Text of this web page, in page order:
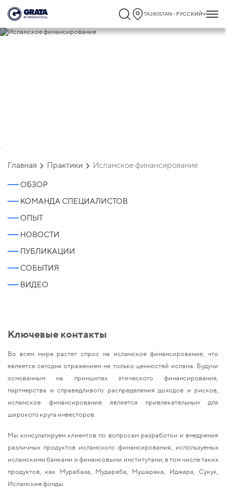
TAJIKISTAN - РУССКИЙ
`
Главная Практики Исламское финансирование
ОБЗОР
КОМАНДА СПЕЦИАЛИСТОВ
ОПЫТ
НОВОСТИ
ПУБЛИКАЦИИ
СОБЫТИЯ
ВИДЕО
Ключевые контакты
Во всем мире растет спрос на исламское финансирование, что
является сегодня отражением не только ценностей ислама. Будучи
основанным на принципах этического финансирования,
партнерства и справедливого распределения доходов и рисков,
исламское финансирование является привлекательным для
широкого круга инвесторов.
Мы консультируем клиентов по вопросам разработки и внедрения
различных продуктов исламского финансирования, используемых
исламскими банками и финансовыми институтами, в том числе таких
продуктов, как Мурабаха, Мудараба, Мушарака, Иджара, Сукук,
Исламские фонды.